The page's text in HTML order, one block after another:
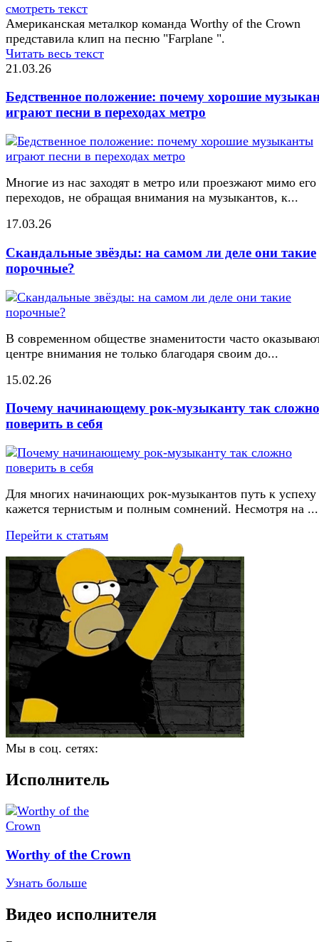
смотреть текст
Американская металкор команда Worthy of the Crown
представила клип на песню "Farplane ".
Читать весь текст
21.03.26
Бедственное положение: почему хорошие
играют песни в переходах метро
Многие из нас заходят в метро или проезжают мимо его
переходов, не обращая внимания на музыкантов, к...
17.03.26
Скандальные звёзды: на самом ли деле они такие
порочные?
В современном обществе знаменитости часто
центре внимания не только благодаря своим до...
15.02.26
Почему начинающему рок-музыканту так сложно
поверить в себя
Для многих начинающих рок-музыкантов путь к успеху
кажется тернистым и полным сомнений. Несмотря на ...
Перейти к статьям
Мы в соц. сетях:
Исполнитель
Worthy of the Crown
Узнать больше
Видео исполнителя